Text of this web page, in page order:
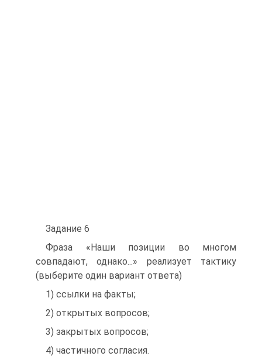
Задание 6
Фраза «Наши позиции во многом
совпадают, однако...» реализует тактику
(выберите один вариант ответа)
1) ссылки на факты;
2) открытых вопросов;
3) закрытых вопросов;
4) частичного согласия.